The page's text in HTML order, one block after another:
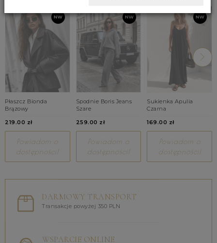
Płaszcz Bionda
Brązowy
219.00 zł
Powiadom o
dostępności!
Spodnie Boris Jeans
Szare
259.00 zł
Powiadom o
dostępności!
Sukienka Apulia
Czarna
169.00 zł
Powiadom o
dostępności!
DARMOWY TRANSPORT
Transakcje powyżej 350 PLN
WSPARCIE ONLINE